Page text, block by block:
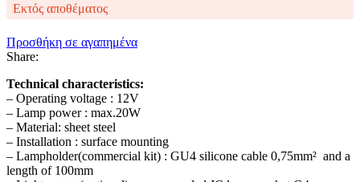
Εκτός αποθέματος
Προσθήκη σε αγαπημένα
Share:
Technical characteristics:
– Operating voltage : 12V
– Lamp power : max.20W
– Material: sheet steel
– Installation : surface mounting
– Lampholder(commercial kit) : GU4 silicone cable 0,75mm² and a
length of 100mm